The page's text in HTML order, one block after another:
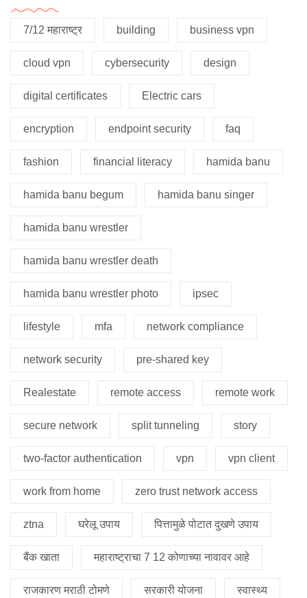
7/12 महाराष्ट्र building business vpn
cloud vpn cybersecurity design
digital certificates Electric cars
encryption endpoint security faq
fashion financial literacy hamida banu
hamida banu begum hamida banu singer
hamida banu wrestler
hamida banu wrestler death
hamida banu wrestler photo ipsec
lifestyle mfa network compliance
network security pre-shared key
Realestate remote access remote work
secure network split tunneling story
two-factor authentication vpn vpn client
work from home zero trust network access
ztna घरेलू उपाय पित्तामुळे पोटात दुखणे उपाय
बैंक खाता महाराष्ट्राचा 7 12 कोणाच्या नावावर आहे
राजकारण मराठी टोमणे सरकारी योजना स्वास्थ्य